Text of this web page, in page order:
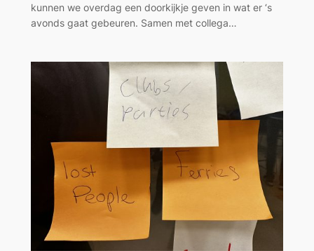
kunnen we overdag een doorkijkje geven in wat er ‘s
avonds gaat gebeuren. Samen met collega…